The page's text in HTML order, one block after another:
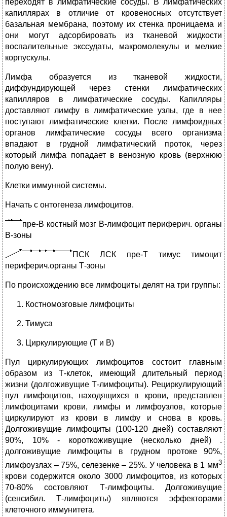
капиллярах в отличие от кровеносных отсутствует
базальная мембрана, поэтому их стенка проницаема и
они могут адсорбировать из тканевой жидкости
воспалительные экссудаты, макромолекулы и мелкие
корпускулы.
Лимфа образуется из тканевой жидкости,
диффундирующей через стенки лимфатических
капилляров в лимфатические сосуды. Капилляры
доставляют лимфу в лимфатические узлы, где в нее
поступают лимфатические клетки. После лимфоидных
органов лимфатические сосуды всего организма
впадают в грудной лимфатический проток, через
который лимфа попадает в венозную кровь (верхнюю
полую вену).
Клетки иммунной системы.
Начать с онтогенеза лимфоцитов.
пре-В костный мозг В-лимфоцит периферич. органы
В-зоны
ПСК ЛСК пре-Т тимус тимоцит
периферич.органы Т-зоны
По происхождению все лимфоциты делят на три группы:
Костномозговые лимфоциты
Тимуса
Циркулирующие (Т и В)
Пул циркулирующих лимфоцитов состоит главным
образом из Т-клеток, имеющий длительный период
жизни (долгоживущие Т-лимфоциты). Рециркулирующий
пул лимфоцитов, находящихся в крови, представлен
лимфоцитами крови, лимфы и лимфоузлов, которые
циркулируют из крови в лимфу и снова в кровь.
Долгоживущие лимфоциты (100-120 дней) составляют
90%, 10% - короткоживущие (несколько дней) .
долгоживущие лимфоциты в грудном протоке 90%,
лимфоузлах – 75%, селезенке – 25%. У человека в 1 мм3
крови содержится около 3000 лимфоцитов, из которых
70-80% состовляют Т-лимфоциты. Долгоживущие
(сенсибил. Т-лимфоциты) являются эффекторами
клеточного иммунитета.